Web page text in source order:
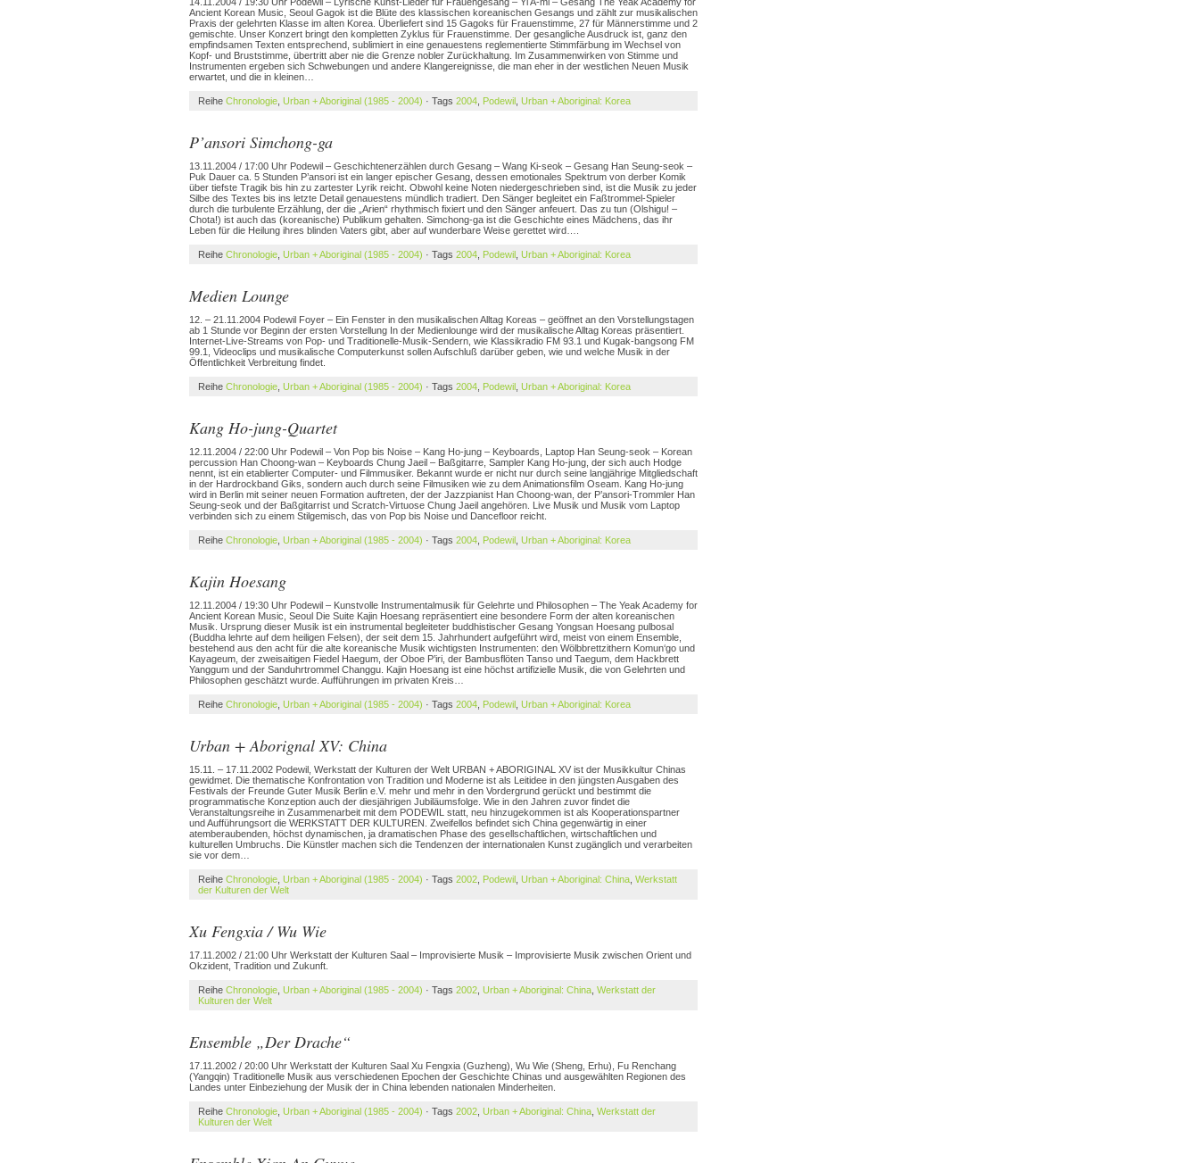
Ancient Korean Music, Seoul Gagok ist die Blüte des klassischen koreanischen Gesangs und zählt zur musikalischen
Praxis der gelehrten Klasse im alten Korea. Überliefert sind 15 Gagoks für Frauenstimme, 27 für Männerstimme und 2
gemischte. Unser Konzert bringt den kompletten Zyklus für Frauenstimme. Der gesangliche Ausdruck ist, ganz den
empfindsamen Texten entsprechend, sublimiert in eine genauestens reglementierte Stimmfärbung im Wechsel von
Kopf- und Bruststimme, übertritt aber nie die Grenze nobler Zurückhaltung. Im Zusammenwirken von Stimme und
Instrumenten ergeben sich Schwebungen und andere Klangereignisse, die man eher in der westlichen Neuen Musik
erwartet, und die in kleinen…
Reihe Chronologie Urban + Aboriginal (1985 - 2004) · Tags 2004 Podewil Urban + Aboriginal: Korea
P’ansori Simchong-ga
13.11.2004 / 17:00 Uhr Podewil – Geschichtenerzählen durch Gesang – Wang Ki-seok – Gesang Han Seung-seok –
Puk Dauer ca. 5 Stunden P’ansori ist ein langer epischer Gesang, dessen emotionales Spektrum von derber Komik
über tiefste Tragik bis hin zu zartester Lyrik reicht. Obwohl keine Noten niedergeschrieben sind, ist die Musik zu jeder
Silbe des Textes bis ins letzte Detail genauestens mündlich tradiert. Den Sänger begleitet ein Faßtrommel-Spieler
durch die turbulente Erzählung, der die „Arien“ rhythmisch fixiert und den Sänger anfeuert. Das zu tun (Olshigu! –
Chota!) ist auch das (koreanische) Publikum gehalten. Simchong-ga ist die Geschichte eines Mädchens, das ihr
Leben für die Heilung ihres blinden Vaters gibt, aber auf wunderbare Weise gerettet wird….
Reihe Chronologie Urban + Aboriginal (1985 - 2004) · Tags 2004 Podewil Urban + Aboriginal: Korea
Medien Lounge
12. – 21.11.2004 Podewil Foyer – Ein Fenster in den musikalischen Alltag Koreas – geöffnet an den Vorstellungstagen
ab 1 Stunde vor Beginn der ersten Vorstellung In der Medienlounge wird der musikalische Alltag Koreas präsentiert.
Internet-Live-Streams von Pop- und Traditionelle-Musik-Sendern, wie Klassikradio FM 93.1 und Kugak-bangsong FM
99.1, Videoclips und musikalische Computerkunst sollen Aufschluß darüber geben, wie und welche Musik in der
Öffentlichkeit Verbreitung findet.
Reihe Chronologie Urban + Aboriginal (1985 - 2004) · Tags 2004 Podewil Urban + Aboriginal: Korea
Kang Ho-jung-Quartet
12.11.2004 / 22:00 Uhr Podewil – Von Pop bis Noise – Kang Ho-jung – Keyboards, Laptop Han Seung-seok – Korean
percussion Han Choong-wan – Keyboards Chung Jaeil – Baßgitarre, Sampler Kang Ho-jung, der sich auch Hodge
nennt, ist ein etablierter Computer- und Filmmusiker. Bekannt wurde er nicht nur durch seine langjährige Mitgliedschaft
in der Hardrockband Giks, sondern auch durch seine Filmusiken wie zu dem Animationsfilm Oseam. Kang Ho-jung
wird in Berlin mit seiner neuen Formation auftreten, der der Jazzpianist Han Choong-wan, der P’ansori-Trommler Han
Seung-seok und der Baßgitarrist und Scratch-Virtuose Chung Jaeil angehören. Live Musik und Musik vom Laptop
verbinden sich zu einem Stilgemisch, das von Pop bis Noise und Dancefloor reicht.
Reihe Chronologie Urban + Aboriginal (1985 - 2004) · Tags 2004 Podewil Urban + Aboriginal: Korea
Kajin Hoesang
12.11.2004 / 19:30 Uhr Podewil – Kunstvolle Instrumentalmusik für Gelehrte und Philosophen – The Yeak Academy for
Ancient Korean Music, Seoul Die Suite Kajin Hoesang repräsentiert eine besondere Form der alten koreanischen
Musik. Ursprung dieser Musik ist ein instrumental begleiteter buddhistischer Gesang Yongsan Hoesang pulbosal
(Buddha lehrte auf dem heiligen Felsen), der seit dem 15. Jahrhundert aufgeführt wird, meist von einem Ensemble,
bestehend aus den acht für die alte koreanische Musik wichtigsten Instrumenten: den Wölbbrettzithern Komun‘go und
Kayageum, der zweisaitigen Fiedel Haegum, der Oboe P’iri, der Bambusflöten Tanso und Taegum, dem Hackbrett
Yanggum und der Sanduhrtrommel Changgu. Kajin Hoesang ist eine höchst artifizielle Musik, die von Gelehrten und
Philosophen geschätzt wurde. Aufführungen im privaten Kreis…
Reihe Chronologie Urban + Aboriginal (1985 - 2004) · Tags 2004 Podewil Urban + Aboriginal: Korea
Urban + Aborignal XV: China
15.11. – 17.11.2002 Podewil, Werkstatt der Kulturen der Welt URBAN + ABORIGINAL XV ist der Musikkultur Chinas
gewidmet. Die thematische Konfrontation von Tradition und Moderne ist als Leitidee in den jüngsten Ausgaben des
Festivals der Freunde Guter Musik Berlin e.V. mehr und mehr in den Vordergrund gerückt und bestimmt die
programmatische Konzeption auch der diesjährigen Jubiläumsfolge. Wie in den Jahren zuvor findet die
Veranstaltungsreihe in Zusammenarbeit mit dem PODEWIL statt, neu hinzugekommen ist als Kooperationspartner
und Aufführungsort die WERKSTATT DER KULTUREN. Zweifellos befindet sich China gegenwärtig in einer
atemberaubenden, höchst dynamischen, ja dramatischen Phase des gesellschaftlichen, wirtschaftlichen und
kulturellen Umbruchs. Die Künstler machen sich die Tendenzen der internationalen Kunst zugänglich und verarbeiten
sie vor dem…
Reihe Chronologie Urban + Aboriginal (1985 - 2004) · Tags 2002 Podewil Urban + Aboriginal: China Werkstatt
der Kulturen der Welt
Xu Fengxia / Wu Wie
17.11.2002 / 21:00 Uhr Werkstatt der Kulturen Saal – Improvisierte Musik – Improvisierte Musik zwischen Orient und
Okzident, Tradition und Zukunft.
Reihe Chronologie Urban + Aboriginal (1985 - 2004) · Tags 2002 Urban + Aboriginal: China Werkstatt der
Kulturen der Welt
Ensemble „Der Drache“
17.11.2002 / 20:00 Uhr Werkstatt der Kulturen Saal Xu Fengxia (Guzheng), Wu Wie (Sheng, Erhu), Fu Renchang
(Yangqin) Traditionelle Musik aus verschiedenen Epochen der Geschichte Chinas und ausgewählten Regionen des
Landes unter Einbeziehung der Musik der in China lebenden nationalen Minderheiten.
Reihe Chronologie Urban + Aboriginal (1985 - 2004) · Tags 2002 Urban + Aboriginal: China Werkstatt der
Kulturen der Welt